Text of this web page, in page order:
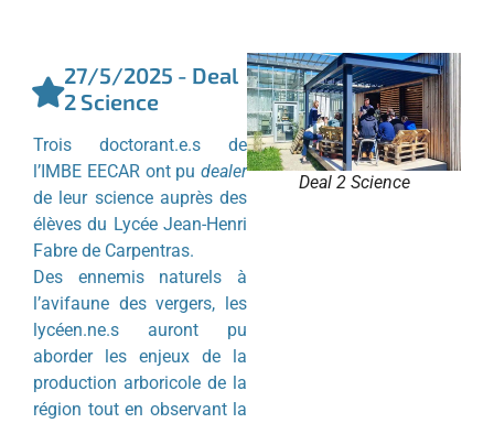
27/5/2025 - Deal
2 Science
Trois doctorant.e.s de
l’IMBE EECAR ont pu dealer
de leur science auprès des
élèves du Lycée Jean-Henri
Fabre de Carpentras.
Des ennemis naturels à
l’avifaune des vergers, les
lycéen.ne.s auront pu
aborder les enjeux de la
production arboricole de la
région tout en observant la
Deal 2 Science